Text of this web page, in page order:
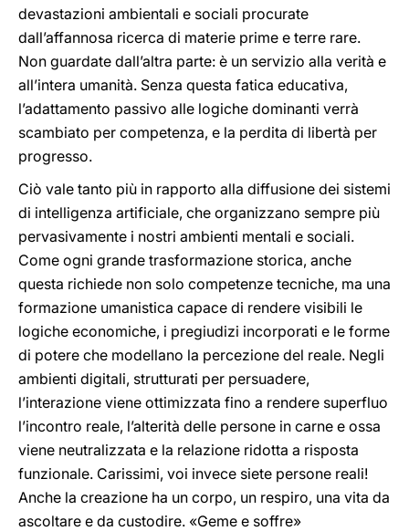
devastazioni ambientali e sociali procurate
dall’affannosa ricerca di materie prime e terre rare.
Non guardate dall’altra parte: è un servizio alla verità e
all’intera umanità. Senza questa fatica educativa,
l’adattamento passivo alle logiche dominanti verrà
scambiato per competenza, e la perdita di libertà per
progresso.
Ciò vale tanto più in rapporto alla diffusione dei sistemi
di intelligenza artificiale, che organizzano sempre più
pervasivamente i nostri ambienti mentali e sociali.
Come ogni grande trasformazione storica, anche
questa richiede non solo competenze tecniche, ma una
formazione umanistica capace di rendere visibili le
logiche economiche, i pregiudizi incorporati e le forme
di potere che modellano la percezione del reale. Negli
ambienti digitali, strutturati per persuadere,
l’interazione viene ottimizzata fino a rendere superfluo
l’incontro reale, l’alterità delle persone in carne e ossa
viene neutralizzata e la relazione ridotta a risposta
funzionale. Carissimi, voi invece siete persone reali!
Anche la creazione ha un corpo, un respiro, una vita da
ascoltare e da custodire. «Geme e soffre»